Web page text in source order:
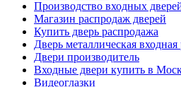
Производство входных
Магазин распродаж дверей
Купить дверь распродажа
Дверь металлическая
Двери производитель
Входные двери купить в
Видеоглазки